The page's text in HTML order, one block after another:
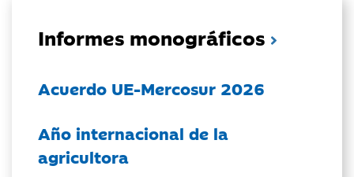
Informes monográficos
Acuerdo UE-Mercosur 2026
Año internacional de la
agricultora